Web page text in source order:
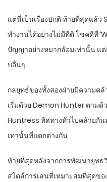
แต่นี่เป็นเรื่องปกติ ท้ายที่สุดแล้
ทำงานได้อย่างไม่มีที่ติ โชคดีที่
ปัญญาอย่างหมากล้อมเท่านั้น แ
บอื่นๆ
กลยุทธ์ของทั้งสองฝ่ายมีความค
เริ่มด้วย Demon Hunter ตาม
Huntress ทิศทางทั่วไปคล้ายกัน
เท่านั้นที่แตกต่างกัน
ท้ายที่สุดหลังจากการพัฒนายุทธ
สไตล์การเล่นที่เหมาะสมที่สุดข